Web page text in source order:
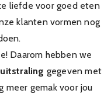
liefde voor goed eten
klanten vormen nog
Daarom hebben we
gegeven met
meer gemak voor jou